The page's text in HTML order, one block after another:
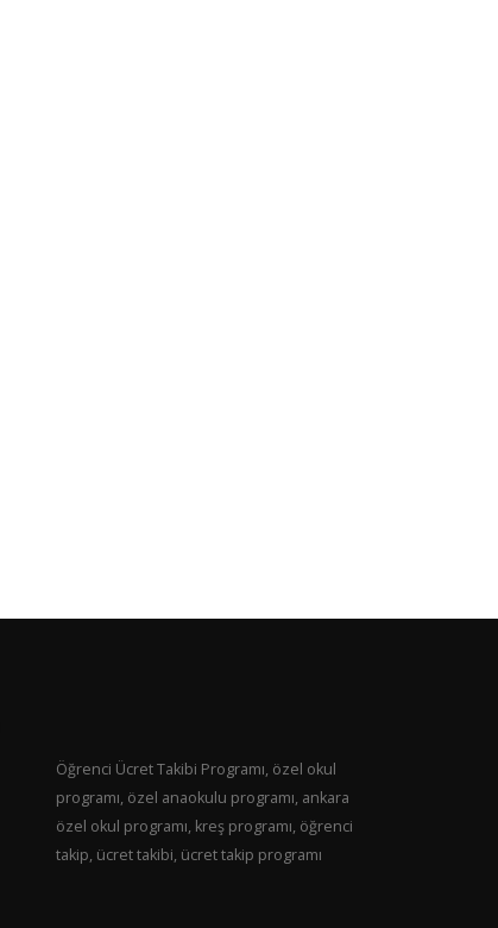
Öğrenci Ücret Takibi Programı, özel okul
programı, özel anaokulu programı, ankara
özel okul programı, kreş programı, öğrenci
takip, ücret takibi, ücret takip programı